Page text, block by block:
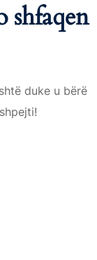
shfaqen
duke u bërë